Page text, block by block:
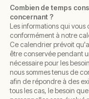
Combien de temps
concernant ?
Les informations qui
conformément à notre
Ce calendrier prévoit
être conservée pendant
nécessaire pour les
nous sommes tenus de
afin de répondre à des
tous les cas, le besoin